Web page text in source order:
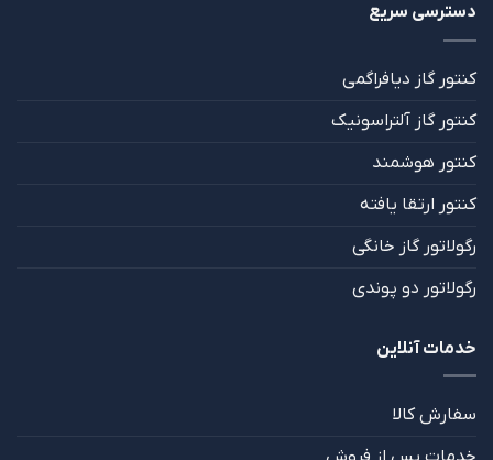
دسترسی سریع
کنتور گاز دیافراگمی
کنتور گاز آلتراسونیک
کنتور هوشمند
کنتور ارتقا یافته
رگولاتور گاز خانگی
رگولاتور دو پوندی
خدمات آنلاین
سفارش کالا